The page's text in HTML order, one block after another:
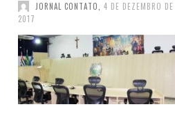
JORNAL CONTATO
4 DE DEZEMBRO DE
2017